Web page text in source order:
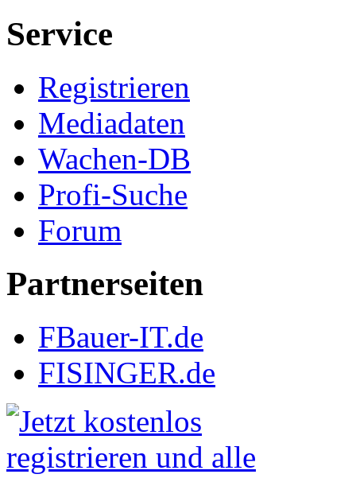
Service
Registrieren
Mediadaten
Wachen-DB
Profi-Suche
Forum
Partnerseiten
FBauer-IT.de
FISINGER.de